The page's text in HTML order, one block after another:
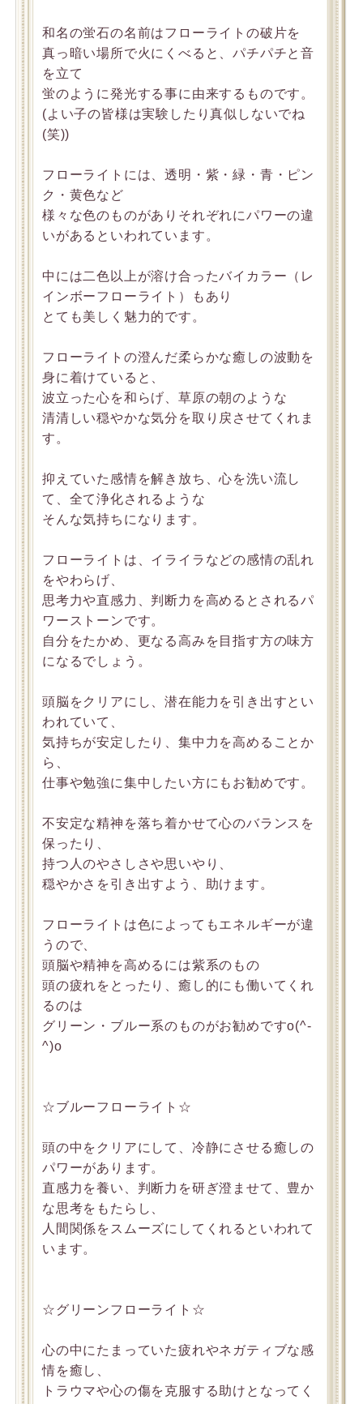
和名の蛍石の名前はフローライトの破片を
真っ暗い場所で火にくべると、パチパチと音
を立て
蛍のように発光する事に由来するものです。
(よい子の皆様は実験したり真似しないでね
(笑))
フローライトには、透明・紫・緑・青・ピン
ク・黄色など
様々な色のものがありそれぞれにパワーの違
いがあるといわれています。
中には二色以上が溶け合ったバイカラー（レ
インボーフローライト）もあり
とても美しく魅力的です。
フローライトの澄んだ柔らかな癒しの波動を
身に着けていると、
波立った心を和らげ、草原の朝のような
清清しい穏やかな気分を取り戻させてくれま
す。
抑えていた感情を解き放ち、心を洗い流し
て、全て浄化されるような
そんな気持ちになります。
フローライトは、イライラなどの感情の乱れ
をやわらげ、
思考力や直感力、判断力を高めるとされるパ
ワーストーンです。
自分をたかめ、更なる高みを目指す方の味方
になるでしょう。
頭脳をクリアにし、潜在能力を引き出すとい
われていて、
気持ちが安定したり、集中力を高めることか
ら、
仕事や勉強に集中したい方にもお勧めです。
不安定な精神を落ち着かせて心のバランスを
保ったり、
持つ人のやさしさや思いやり、
穏やかさを引き出すよう、助けます。
フローライトは色によってもエネルギーが違
うので、
頭脳や精神を高めるには紫系のもの
頭の疲れをとったり、癒し的にも働いてくれ
るのは
グリーン・ブルー系のものがお勧めですo(^-
^)o
☆ブルーフローライト☆
頭の中をクリアにして、冷静にさせる癒しの
パワーがあります。
直感力を養い、判断力を研ぎ澄ませて、豊か
な思考をもたらし、
人間関係をスムーズにしてくれるといわれて
います。
☆グリーンフローライト☆
心の中にたまっていた疲れやネガティブな感
情を癒し、
トラウマや心の傷を克服する助けとなってく